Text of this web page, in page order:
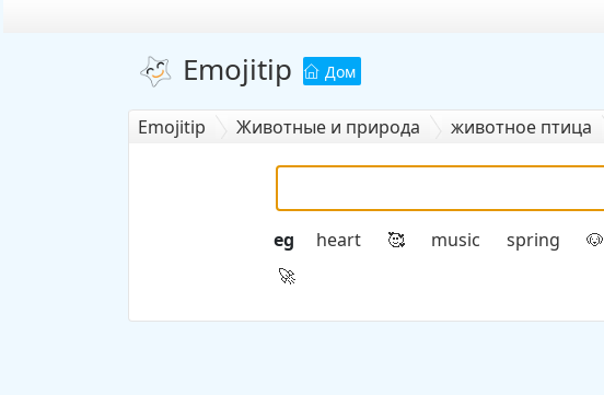
Emojitip Дом
Emojitip Животные и природа животное птица
eg heart 🥰 music spring 🐶
🚀